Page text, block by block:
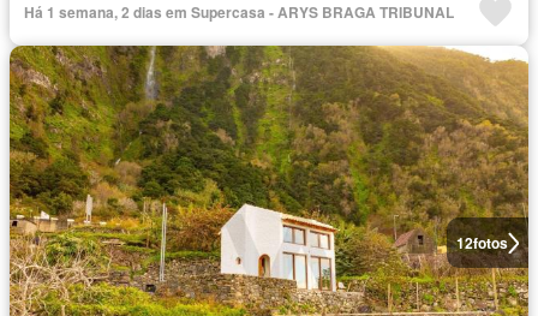
Há 1 semana, 2 dias em Supercasa - ARYS BRAGA TRIBUNAL
12fotos